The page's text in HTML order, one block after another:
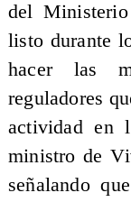
del
listo durante
hacer las
reguladores
actividad en
ministro de
señalando